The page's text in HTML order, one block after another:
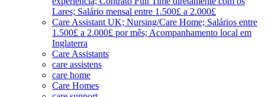
Lares; Salário mensal entre 1.500£ a 2.000£
Care Assistant UK; Nursing/Care Home; Salários entre
1.500£ a 2.000£ por mês; Acompanhamento local em
Inglaterra
Care Assistants
care assistens
care home
Care Homes